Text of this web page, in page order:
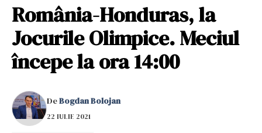
România-Honduras, la
Jocurile Olimpice. Meciul
începe la ora 14:00
DeBogdan Bolojan
22 IULIE 2021